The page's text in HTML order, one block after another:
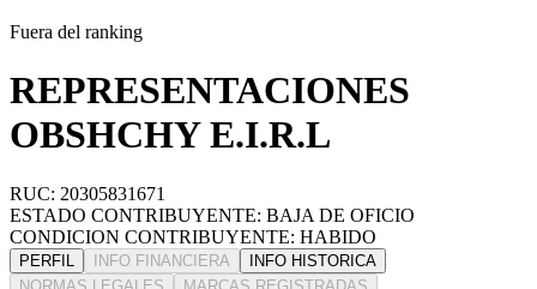
Fuera del ranking
REPRESENTACIONES
OBSHCHY E.I.R.L
RUC: 20305831671
ESTADO CONTRIBUYENTE: BAJA DE OFICIO
CONDICION CONTRIBUYENTE: HABIDO
PERFIL INFO FINANCIERA
INFO HISTORICA